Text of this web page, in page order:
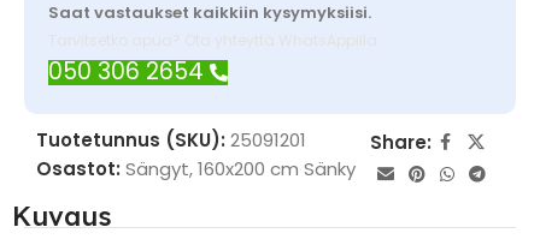
Saat vastaukset kaikkiin kysymyksiisi.
Tarvitsetko apua? Ota yhteyttä WhatsAppilla
050 306 2654
Tuotetunnus (SKU): 25091201
Osastot: Sängyt,160x200 cm Sänky
Share:
Kuvaus